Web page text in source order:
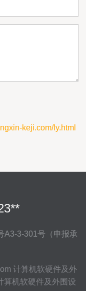
keji.com/ly.html
A3-3-301号（申报承
计算机软硬件及外
算机软硬件及外围设